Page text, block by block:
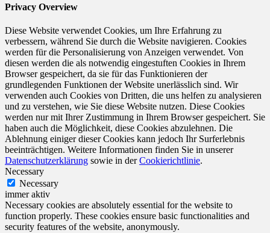
Privacy Overview
Diese Website verwendet Cookies, um Ihre Erfahrung zu
verbessern, während Sie durch die Website navigieren. Cookies
werden für die Personalisierung von Anzeigen verwendet. Von
diesen werden die als notwendig eingestuften Cookies in Ihrem
Browser gespeichert, da sie für das Funktionieren der
grundlegenden Funktionen der Website unerlässlich sind. Wir
verwenden auch Cookies von Dritten, die uns helfen zu analysieren
und zu verstehen, wie Sie diese Website nutzen. Diese Cookies
werden nur mit Ihrer Zustimmung in Ihrem Browser gespeichert. Sie
haben auch die Möglichkeit, diese Cookies abzulehnen. Die
Ablehnung einiger dieser Cookies kann jedoch Ihr Surferlebnis
beeinträchtigen. Weitere Informationen finden Sie in unserer
Datenschutzerklärung sowie in derCookierichtlinie.
Necessary
Necessary
immer aktiv
Necessary cookies are absolutely essential for the website to
function properly. These cookies ensure basic functionalities and
security features of the website, anonymously.